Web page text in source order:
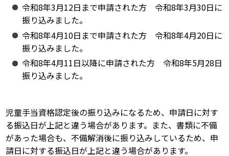
令和8年3月12日まで申請された方 令和8年3月30日に
振り込みました。
令和8年4月10日まで申請された方 令和8年4月20日に
振り込みました。
令和8年4月11日以降に申請された方 令和8年5月28日
振り込みました。
児童手当資格認定後の振り込みになるため、申請日に対す
る振込日が上記と違う場合があります。また、書類に不備
があった場合も、不備解消後に振り込みしているため、申
請日に対する振込日が上記と違う場合があります。